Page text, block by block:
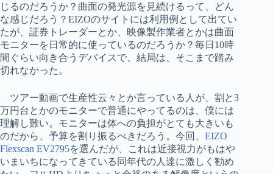
じるのだろうか？曲面の発光源を見続けるって、どん
な感じだろう？EIZOのサイトには利用例として出てい
たが、証券トレーダーとか、映像製作業者とかは曲面
モニターを日常的に使っているのだろうか？毎日10時
間ぐらい向き合うデバイスで、結局は、そこまで踏み
切れなかった。
ツアー動画で生産性云々とか言っている人が、割と3
万円台とかのモニターで普通にやってるのは、僕には
理解し難い。モニターは体への負担がとても大きいも
のだから、予算を割り振るべきだろう。今回、 EIZO
Flexscan EV2795を選んだが、これは近接視力がもはや
いまいちになってきている同年代の人達に激しく勧め